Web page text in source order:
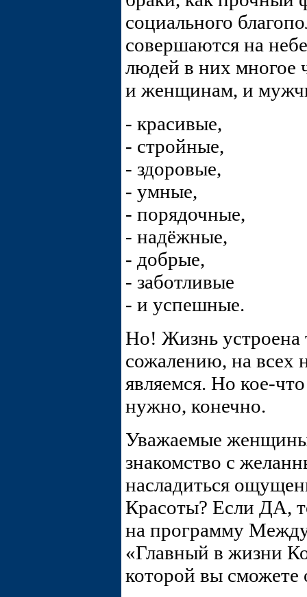
социального
совершаются на
людей в них многое
и женщинам, и
- красивые,
- стройные,
- здоровые,
- умные,
- порядочные,
- надёжные,
- добрые,
- заботливые
- и успешные.
Но! Жизнь устроена
сожалению, на всех
являемся. Но кое-
нужно, конечно.
Уважаемые
знакомство с
насладиться
Красоты? Если ДА,
на программу
«Главный в жизни
которой вы сможете